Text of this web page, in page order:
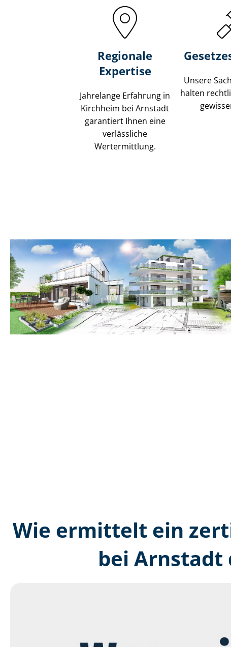
Regionale
Expertise
Jahrelange Erfahrung in
Kirchheim bei Arnstadt
garantiert Ihnen eine
verlässliche
Wertermittlung.
Unsere
halten
Wie ermittelt ein
bei Arnstadt